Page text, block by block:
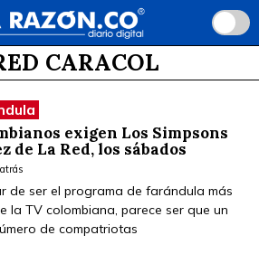
CARACOL
exigen Los Simpsons
de La Red, los sábados
de ser el programa de farándula más
la TV colombiana, parece ser que un
de compatriotas